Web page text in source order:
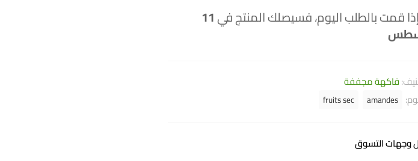
إذا قمت بالطلب اليوم، فسيصلك المنتج في11
فاكهة مجففة
amandes
fruits sec
وجهات التسوق